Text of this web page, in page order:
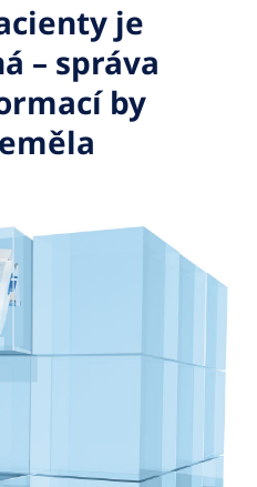
je
– správa
by